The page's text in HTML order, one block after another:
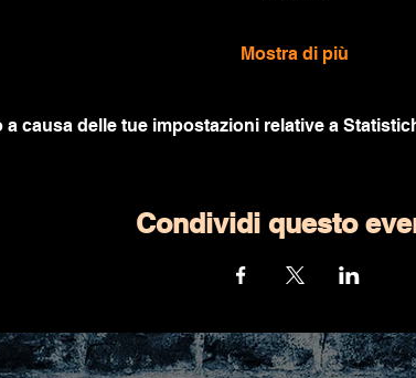
Mostra di più
causa delle tue impostazioni relative a
Condividi questo